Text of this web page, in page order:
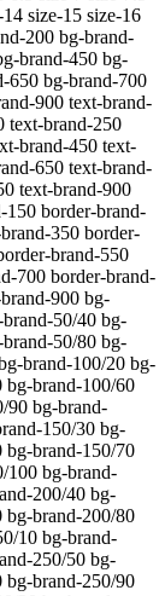
size-15 size-16
200 bg-brand-
brand-450 bg-
650 bg-brand-700
900 text-brand-
text-brand-250
brand-450 text-
650 text-brand-
text-brand-900
150 border-brand-
350 border-
brand-550
700 border-brand-
900 bg-
50/40 bg-
50/80 bg-
brand-100/20 bg-
bg-brand-100/60
90 bg-brand-
150/30 bg-
bg-brand-150/70
100 bg-brand-
200/40 bg-
bg-brand-200/80
10 bg-brand-
250/50 bg-
bg-brand-250/90